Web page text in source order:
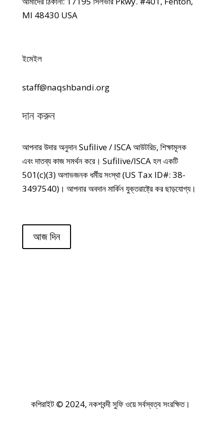
MI 48430 USA
ইমেইল
staff@naqshbandi.org
দান করুন
আপনার উদার অনুদান Sufilive / ISCA আউটরিচ, শিক্ষামূলক
এবং দাতব্য কাজ সমর্থন করে। Sufilive/ISCA হল একটি
501(c)(3) অলাভজনক ধর্মীয় সংস্থা (US Tax ID#: 38-
3497540)। আপনার অবদান মার্কিন যুক্তরাষ্ট্রে কর ছাড়যোগ্য।
আজ দিন
কপিরাইট © 2024, নকশবন্দী সুফি ওয়ে সর্বস্বত্ব সংরক্ষিত।